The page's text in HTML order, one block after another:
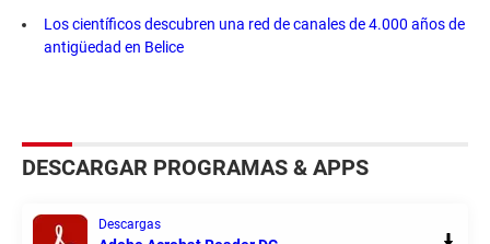
Los científicos descubren una red de canales de 4.000 años de
antigüedad en Belice
DESCARGAR PROGRAMAS & APPS
Descargas